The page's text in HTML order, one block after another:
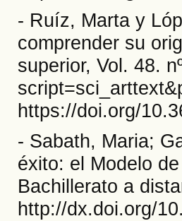
- Ruíz, Marta y
comprender su
superior, Vol. 48.
https://doi.org/
- Sabath, Maria;
éxito: el Modelo
Bachillerato a
http://dx.doi.org/